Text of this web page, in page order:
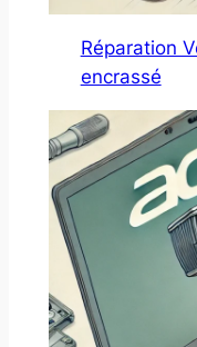
Réparation
encrassé